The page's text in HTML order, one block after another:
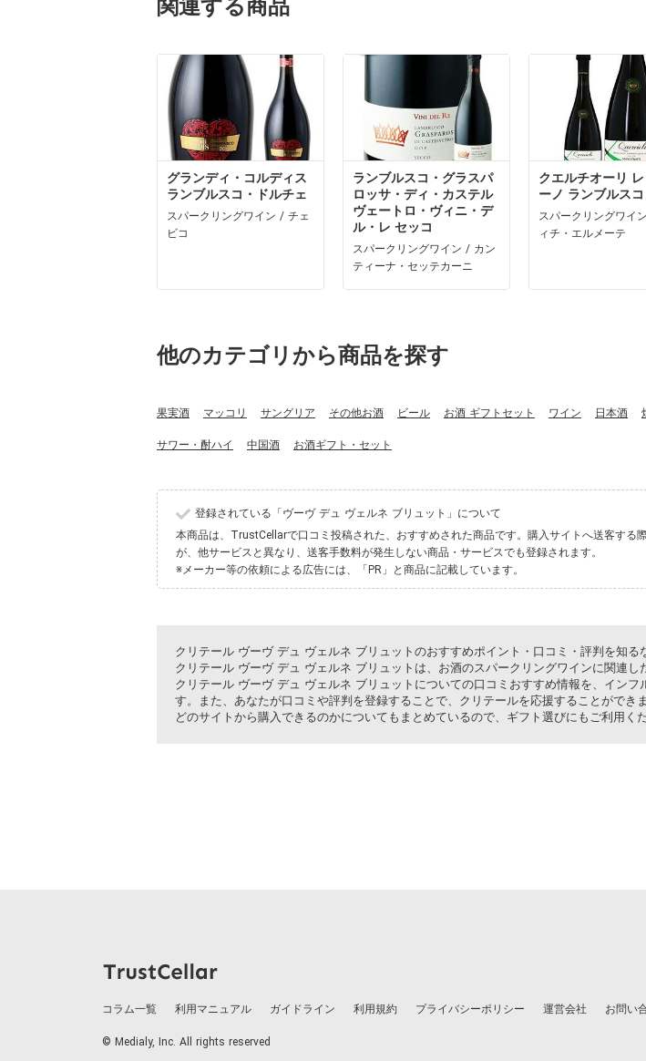
関連する商品
グランディ・コルディス
ランブルスコ・ドルチェ
スパークリングワイン / チェ
ビコ
ランブルスコ・グラスパ
ロッサ・ディ・カステル
ヴェートロ・ヴィニ・デ
ル・レ セッコ
スパークリングワイン / カン
ティーナ・セッテカーニ
クエルチオーリ
ーノ ランブルス
スパークリングワイ
ィチ・エルメーテ
他のカテゴリから商品を探す
果実酒 マッコリ サングリア その他お酒 ビール お酒 ギフトセット ワイン 日本酒
サワー・酎ハイ 中国酒 お酒ギフト・セット
登録されている「ヴーヴ デュ ヴェルネ ブリュット」について
本商品は、TrustCellarで口コミ投稿された、おすすめされた商品です。購入サイトへ送客す
が、他サービスと異なり、送客手数料が発生しない商品・サービスでも登録されます。
※メーカー等の依頼による広告には、「PR」と商品に記載しています。
クリテール ヴーヴ デュ ヴェルネ ブリュットのおすすめポイント・口コミ・評判を知る
クリテール ヴーヴ デュ ヴェルネ ブリュットは、お酒のスパークリングワインに関連し
クリテール ヴーヴ デュ ヴェルネ ブリュットについての口コミおすすめ情報を、イン
す。また、あなたが口コミや評判を登録することで、クリテールを応援することができ
どのサイトから購入できるのかについてもまとめているので、ギフト選びにもご利用くだ
コラム一覧 利用マニュアル ガイドライン 利用規約 プライバシーポリシー 運営会社 お問い
© Medialy, Inc. All rights reserved